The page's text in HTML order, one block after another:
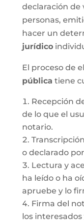
declaración de
personas,
hacer un
jurídico
El proceso de
pública tiene
Recepción
de lo que el
notario.
o declarado
Lectura y
ha leído o ha
apruebe y lo
Firma del
los